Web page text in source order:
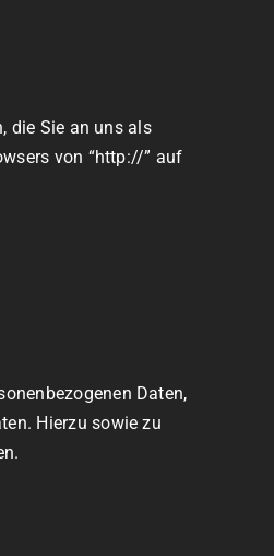
die Sie an uns als
von “http://” auf
Daten,
Hierzu sowie zu